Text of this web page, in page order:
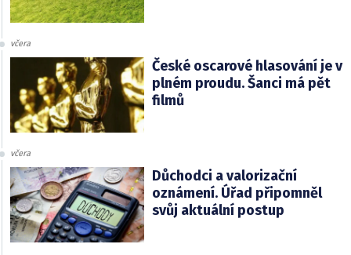
včera
České oscarové hlasování je v
plném proudu. Šanci má pět
filmů
včera
Důchodci a valorizační
oznámení. Úřad připomněl
svůj aktuální postup